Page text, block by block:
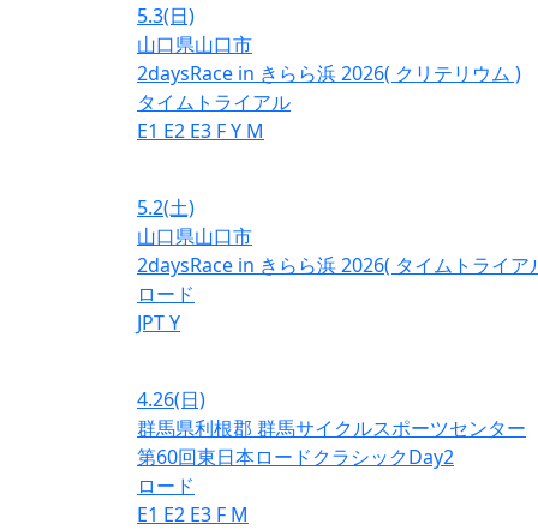
5.3(日)
山口県山口市
2daysRace in きらら浜 2026( クリテリウム )
タイムトライアル
E1 E2 E3 FY M
5.2(土)
山口県山口市
2daysRace in きらら浜 2026( タイムトライア
ロード
JPTY
4.26(日)
群馬県利根郡 群馬サイクルスポーツセンター
第60回東日本ロードクラシックDay2
ロード
E1 E2 E3 F M